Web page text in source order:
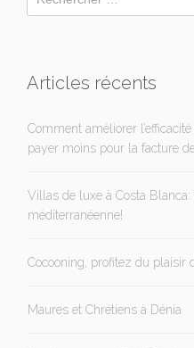
Articles récents
Comment améliorer
payer moins pour la facture
Villas de luxe à Costa
méditerranéenne!
Cocooning, profitez du plaisir
Maures et Chrétiens à Dénia